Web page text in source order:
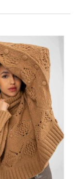
lohnt, sie in
Fühlt du
Training